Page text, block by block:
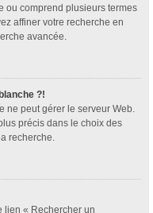
ou comprend plusieurs termes
affiner votre recherche en
avancée.
?!
ne peut gérer le serveur Web.
précis dans le choix des
recherche.
lien « Rechercher un